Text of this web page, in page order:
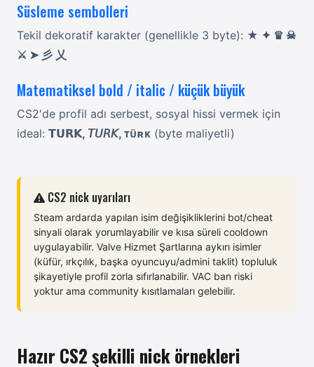
Süsleme sembolleri
Tekil dekoratif karakter (genellikle 3 byte): ★ ✦ ♛ ☠
⚔ ➤ 彡 乂
Matematiksel bold / italic / küçük büyük
CS2'de profil adı serbest, sosyal hissi vermek için
ideal: 𝗧𝗨𝗥𝗞, 𝘛𝘜𝘙𝘒, ᴛᴜ̈ʀᴋ (byte maliyetli)
CS2 nick uyarıları
Steam ardarda yapılan isim değişikliklerini bot/cheat
sinyali olarak yorumlayabilir ve kısa süreli cooldown
uygulayabilir. Valve Hizmet Şartlarına aykırı isimler
(küfür, ırkçılık, başka oyuncuyu/admini taklit) topluluk
şikayetiyle profil zorla sıfırlanabilir. VAC ban riski
yoktur ama community kısıtlamaları gelebilir.
Hazır CS2 şekilli nick örnekleri